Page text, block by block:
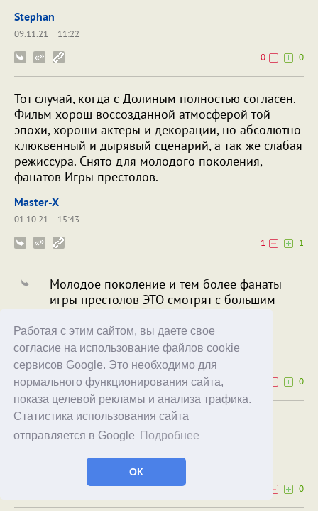
Работая с этим сайтом, вы даете свое
согласие на использование файлов cookie
сервисов Google. Это необходимо для
нормального функционирования сайта,
показа целевой рекламы и анализа трафика.
Статистика использования сайта
отправляется в Google
Подробнее
ОК
Stephan
09.11.21
11:22
0
0
Тот случай, когда с Долиным полностью согласен.
Фильм хорош воссозданной атмосферой той
эпохи, хороши актеры и декорации, но абсолютно
клюквенный и дырявый сценарий, а так же слабая
режиссура. Снято для молодого поколения,
фанатов Игры престолов.
Master-X
01.10.21
15:43
1
1
Молодое поколение и тем более фанаты
игры престолов ЭТО смотрят с большим
Master-X
13.01.22
02:39
0
По-русски все-таки Гвиневра
0